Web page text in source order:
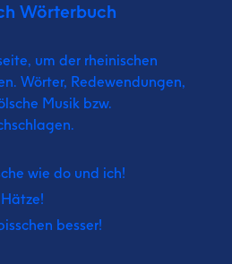
Wörterbuch
um der rheinischen
Wörter, Redewendungen,
Musik bzw.
wie do und ich!
besser!